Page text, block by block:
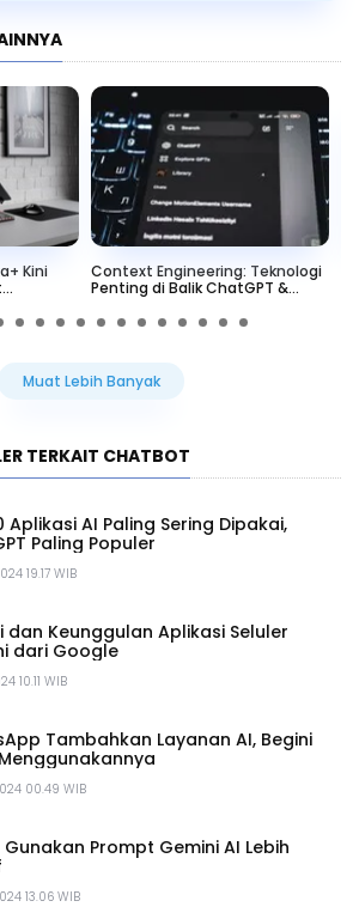
Kini
Context Engineering: Teknologi
Penting di Balik ChatGPT &
Muat Lebih Banyak
TERKAIT CHATBOT
19.17 WIB
Aplikasi AI Paling Sering Dipakai,
Paling Populer
10.11 WIB
dan Keunggulan Aplikasi Seluler
dari Google
00.49 WIB
Tambahkan Layanan AI, Begini
13.06 WIB
Gunakan Prompt Gemini AI Lebih